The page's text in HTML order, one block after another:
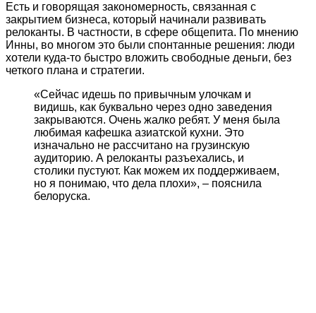
Есть и говорящая закономерность, связанная с
закрытием бизнеса, который начинали развивать
релоканты. В частности, в сфере общепита. По мнению
Инны, во многом это были спонтанные решения: люди
хотели куда-то быстро вложить свободные деньги, без
четкого плана и стратегии.
«Сейчас идешь по привычным улочкам и
видишь, как буквально через одно заведения
закрываются. Очень жалко ребят. У меня была
любимая кафешка азиатской кухни. Это
изначально не рассчитано на грузинскую
аудиторию. А релоканты разъехались, и
столики пустуют. Как можем их поддерживаем,
но я понимаю, что дела плохи», – пояснила
белоруска.